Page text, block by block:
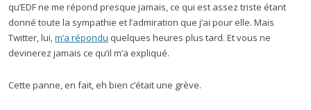
qu’EDF ne me répond presque jamais, ce qui est assez triste étant
donné toute la sympathie et l’admiration que j’ai pour elle. Mais
Twitter, lui,m’a répondu quelques heures plus tard. Et vous ne
devinerez jamais ce qu’il m’a expliqué.
Cette panne, en fait, eh bien c’était une grève.